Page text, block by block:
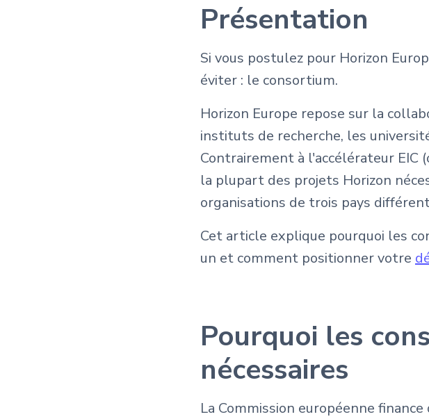
Présentation
Si vous postulez pour Horizon
éviter : le consortium.
Horizon Europe repose sur la
instituts de recherche, les
Contrairement à l'accélérateur
la plupart des projets Horizon
organisations de trois pays
Cet article explique pourquoi les
un et comment positionner votre
Pourquoi les
nécessaires
La Commission européenne